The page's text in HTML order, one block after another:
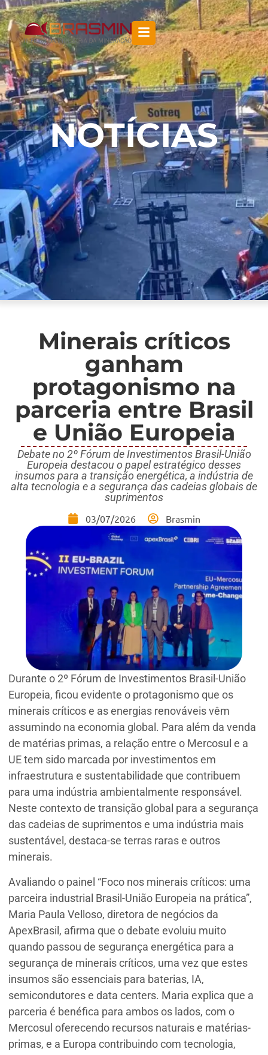
NOTÍCIAS
Minerais críticos
ganham
protagonismo na
parceria entre Brasil
e União Europeia
Debate no 2º Fórum de Investimentos Brasil-União
Europeia destacou o papel estratégico desses
insumos para a transição energética, a indústria de
alta tecnologia e a segurança das cadeias globais de
suprimentos
03/07/2026 Brasmin
Durante o 2º Fórum de Investimentos Brasil-União
Europeia, ficou evidente o protagonismo que os
minerais críticos e as energias renováveis vêm
assumindo na economia global. Para além da venda
de matérias primas, a relação entre o Mercosul e a
UE tem sido marcada por investimentos em
infraestrutura e sustentabilidade que contribuem
para uma indústria ambientalmente responsável.
Neste contexto de transição global para a segurança
das cadeias de suprimentos e uma indústria mais
sustentável, destaca-se terras raras e outros
minerais.
Avaliando o painel “Foco nos minerais críticos: uma
parceira industrial Brasil-União Europeia na prática”,
Maria Paula Velloso, diretora de negócios da
ApexBrasil, afirma que o debate evoluiu muito
quando passou de segurança energética para a
segurança de minerais críticos, uma vez que estes
insumos são essenciais para baterias, IA,
semicondutores e data centers. Maria explica que a
parceria é benéfica para ambos os lados, com o
Mercosul oferecendo recursos naturais e matérias-
primas, e a Europa contribuindo com tecnologia,